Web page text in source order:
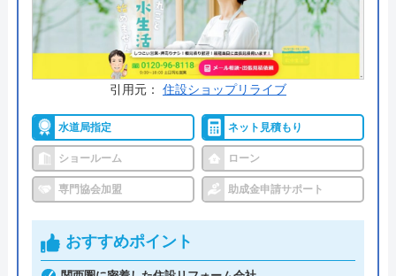
うか。
公式サイトで
料金詳細を見る
今すぐ電話で相談する
0120-221-611
受付時間： 24時間
ハウスラボホーム の基本情報
運営会社 株式会社ハウスラボ
引用元： 住設ショップリライブ
水道局指定 ネット見積もり
ショールーム ローン
専門協会加盟 助成金申請サポート
おすすめポイント